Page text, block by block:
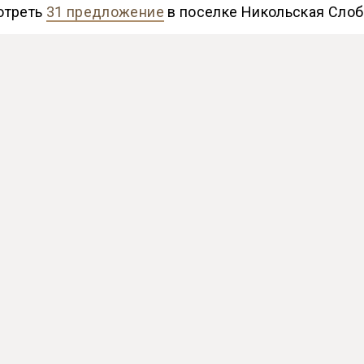
31 предложение в поселке Никольская